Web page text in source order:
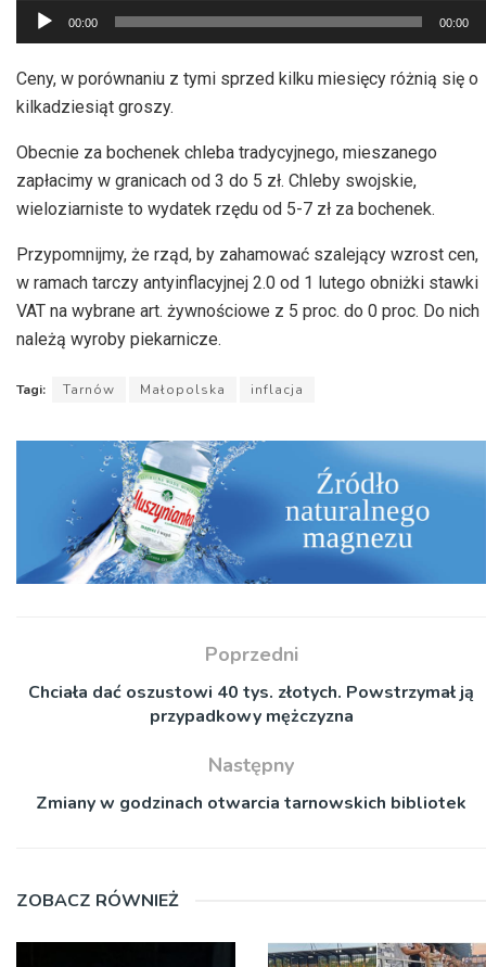
Odtwarzacz
plików
dźwiękowych
00:00 00:00
Ceny, w porównaniu z tymi sprzed kilku miesięcy różnią się o
kilkadziesiąt groszy.
Obecnie za bochenek chleba tradycyjnego, mieszanego
zapłacimy w granicach od 3 do 5 zł. Chleby swojskie,
wieloziarniste to wydatek rzędu od 5-7 zł za bochenek.
Przypomnijmy, że rząd, by zahamować szalejący wzrost cen,
w ramach tarczy antyinflacyjnej 2.0 od 1 lutego obniżki stawki
VAT na wybrane art. żywnościowe z 5 proc. do 0 proc. Do nich
należą wyroby piekarnicze.
Tagi: Tarnów Małopolska inflacja
Poprzedni
Chciała dać oszustowi 40 tys. złotych. Powstrzymał ją
przypadkowy mężczyzna
Następny
Zmiany w godzinach otwarcia tarnowskich bibliotek
ZOBACZ RÓWNIEŻ